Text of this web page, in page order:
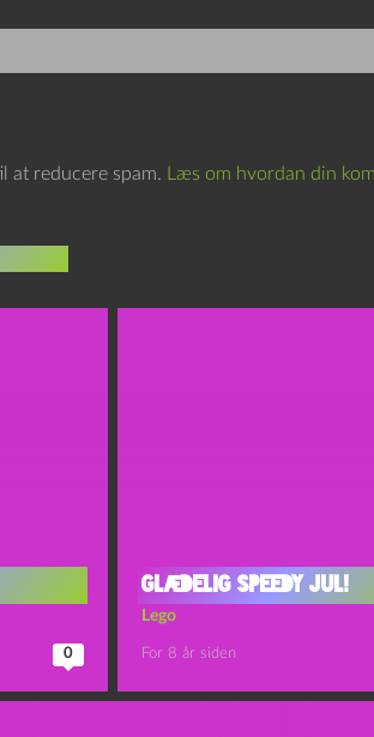
at reducere spam. Læs om hvordan din
0
Glædelig speedy jul!
Lego
For 8 år siden